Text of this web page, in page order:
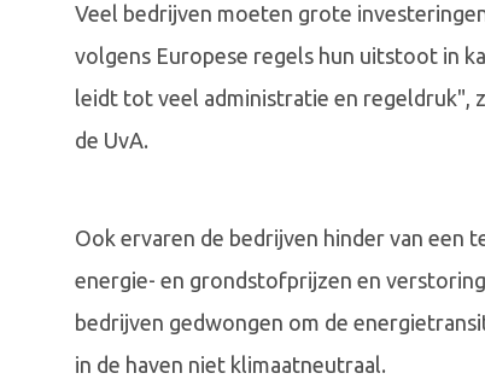
Veel bedrijven moeten grote
volgens Europese regels hun uitstoot in
leidt tot veel administratie en regeldruk",
de UvA.
Ook ervaren de bedrijven hinder van een
energie- en grondstofprijzen en
bedrijven gedwongen om de
in de haven niet klimaatneutraal.